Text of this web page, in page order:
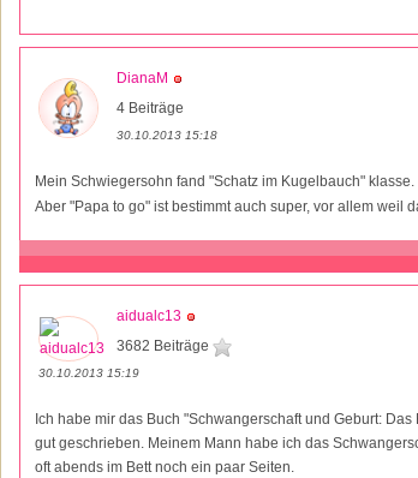
DianaM
4 Beiträge
30.10.2013 15:18
Mein Schwiegersohn fand "Schatz im Kugelbauch" klasse.
Aber "Papa to go" ist bestimmt auch super, vor allem weil
aidualc13
3682 Beiträge
30.10.2013 15:19
Ich habe mir das Buch "Schwangerschaft und Geburt:
gut geschrieben. Meinem Mann habe ich das
oft abends im Bett noch ein paar Seiten.